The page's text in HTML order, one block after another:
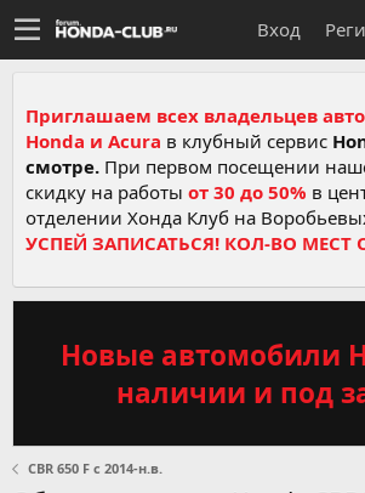
Вход
Приглашаем всех владельцев
Honda и Acura в клубный сервис
смотре. При первом посещении
скидку на работы от 30 до 50% в
отделении Хонда Клуб на
УСПЕЙ ЗАПИСАТЬСЯ! КОЛ-ВО МЕСТ
Новые автомобили
наличии и под
CBR 650 F c 2014-н.в.